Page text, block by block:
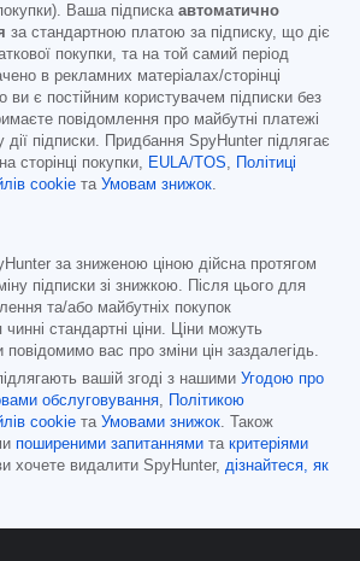
Ваша підписка автоматично
за стандартною платою за підписку, що діє
покупки, та на той самий період
в рекламних матеріалах/сторінці
є постійним користувачем підписки без
повідомлення про майбутні платежі
дії підписки. Придбання SpyHunter підлягає
сторінці покупки, EULA/TOS,
Політиці
cookie та Умовам знижок.
за зниженою ціною дійсна протягом
підписки зі знижкою. Після цього для
та/або майбутніх покупок
стандартні ціни. Ціни можуть
вас про зміни цін заздалегідь.
вашій згоді з нашими Угодою про
обслуговування,
Політикою
cookie та Умовами знижок. Також
поширеними запитаннями та критеріями
хочете видалити SpyHunter, дізнайтеся, як